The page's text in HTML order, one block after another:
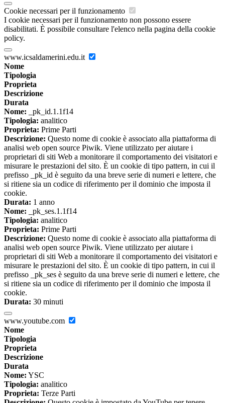
Cookie necessari per il funzionamento
I cookie necessari per il funzionamento non possono essere
disabilitati. È possibile consultare l'elenco nella pagina della cookie
policy.
www.icsaldamerini.edu.it
Nome
Tipologia
Proprieta
Descrizione
Durata
Nome: _pk_id.1.1f14
Tipologia: analitico
Proprieta: Prime Parti
Descrizione: Questo nome di cookie è associato alla piattaforma di
analisi web open source Piwik. Viene utilizzato per aiutare i
proprietari di siti Web a monitorare il comportamento dei visitatori e
misurare le prestazioni del sito. È un cookie di tipo pattern, in cui il
prefisso _pk_id è seguito da una breve serie di numeri e lettere, che
si ritiene sia un codice di riferimento per il dominio che imposta il
cookie.
Durata: 1 anno
Nome: _pk_ses.1.1f14
Tipologia: analitico
Proprieta: Prime Parti
Descrizione: Questo nome di cookie è associato alla piattaforma di
analisi web open source Piwik. Viene utilizzato per aiutare i
proprietari di siti Web a monitorare il comportamento dei visitatori e
misurare le prestazioni del sito. È un cookie di tipo pattern, in cui il
prefisso _pk_ses è seguito da una breve serie di numeri e lettere, che
si ritiene sia un codice di riferimento per il dominio che imposta il
cookie.
Durata: 30 minuti
www.youtube.com
Nome
Tipologia
Proprieta
Descrizione
Durata
Nome: YSC
Tipologia: analitico
Proprieta: Terze Parti